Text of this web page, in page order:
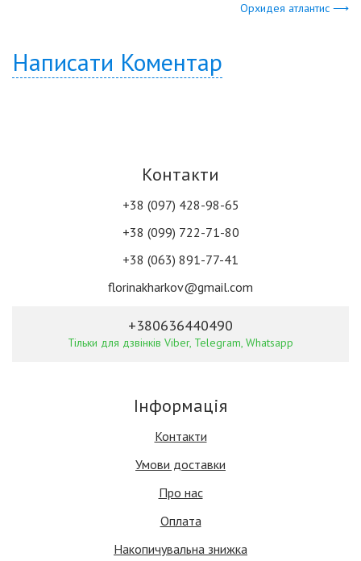
Орхидея атлантис ⟶
Написати Коментар
Контакти
+38 (097) 428-98-65
+38 (099) 722-71-80
+38 (063) 891-77-41
florinakharkov@gmail.com
+380636440490
Тільки для дзвінків Viber, Telegram, Whatsapp
Інформація
Контакти
Умови доставки
Про нас
Оплата
Накопичувальна знижка